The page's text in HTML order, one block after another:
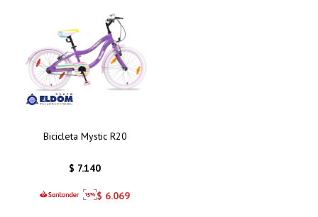
Bicicleta Mystic R20
$ 7.140
$ 6.069